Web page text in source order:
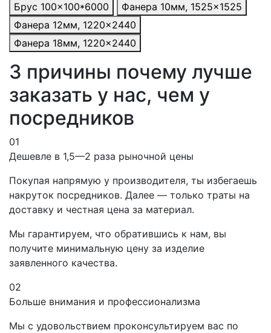
Брус 100×100*6000
Фанера 10мм, 1525×1525
Фанера 12мм, 1220×2440
Фанера 18мм, 1220×2440
3 причины почему лучше
заказать у нас, чем у
посредников
01
Дешевле в 1,5—2 раза рыночной цены
Покупая напрямую у производителя, ты избегаешь
накруток посредников. Далее — только траты на
доставку и честная цена за материал.
Мы гарантируем, что обратившись к нам, вы
получите минимальную цену за изделие
заявленного качества.
02
Больше внимания и профессионализма
Мы с удовольствием проконсультируем вас по